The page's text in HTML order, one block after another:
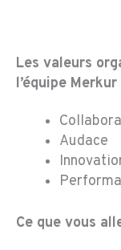
Les valeurs
l’équipe Merkur
Audace
Ce que vous